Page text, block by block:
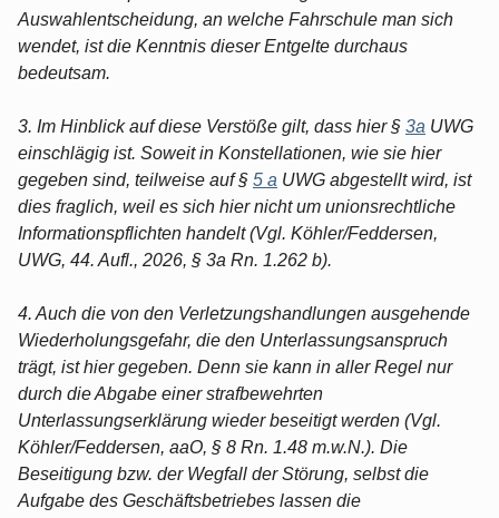
Auswahlentscheidung, an welche Fahrschule man sich
wendet, ist die Kenntnis dieser Entgelte durchaus
bedeutsam.
3. Im Hinblick auf diese Verstöße gilt, dass hier § 3a UWG
einschlägig ist. Soweit in Konstellationen, wie sie hier
gegeben sind, teilweise auf § 5 a UWG abgestellt wird, ist
dies fraglich, weil es sich hier nicht um unionsrechtliche
Informationspflichten handelt (Vgl. Köhler/Feddersen,
UWG, 44. Aufl., 2026, § 3a Rn. 1.262 b).
4. Auch die von den Verletzungshandlungen ausgehende
Wiederholungsgefahr, die den Unterlassungsanspruch
trägt, ist hier gegeben. Denn sie kann in aller Regel nur
durch die Abgabe einer strafbewehrten
Unterlassungserklärung wieder beseitigt werden (Vgl.
Köhler/Feddersen, aaO, § 8 Rn. 1.48 m.w.N.). Die
Beseitigung bzw. der Wegfall der Störung, selbst die
Aufgabe des Geschäftsbetriebes lassen die